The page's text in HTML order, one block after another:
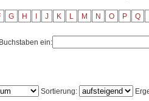
G H J K L M N O P Q
ein:
Sortierung: